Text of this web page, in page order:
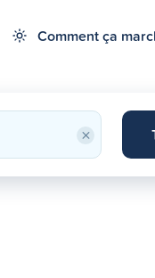
Comment ça
×